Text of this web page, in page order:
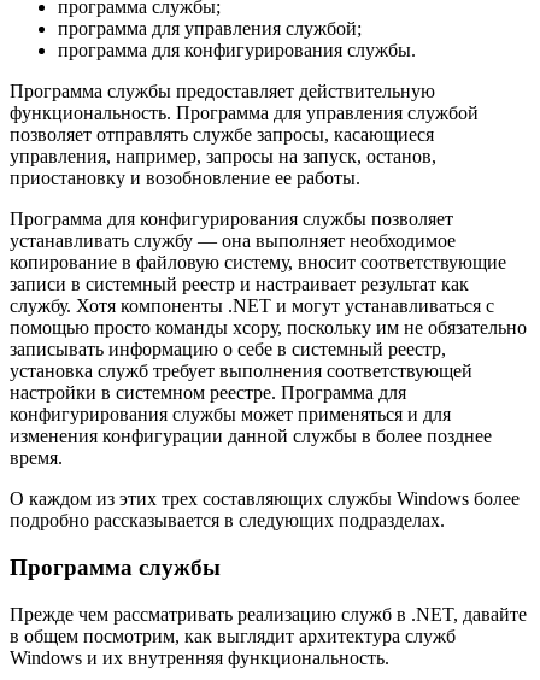
программа службы;
программа для управления службой;
программа для конфигурирования службы.
Программа службы предоставляет действительную
функциональность. Программа для управления службой
позволяет отправлять службе запросы, касающиеся
управления, например, запросы на запуск, останов,
приостановку и возобновление ее работы.
Программа для конфигурирования службы позволяет
устанавливать службу — она выполняет необходимое
копирование в файловую систему, вносит соответствующие
записи в системный реестр и настраивает результат как
службу. Хотя компоненты .NET и могут устанавливаться с
помощью просто команды хсору, поскольку им не обязательно
записывать информацию о себе в системный реестр,
установка служб требует выполнения соответствующей
настройки в системном реестре. Программа для
конфигурирования службы может применяться и для
изменения конфигурации данной службы в более позднее
время.
О каждом из этих трех составляющих службы Windows более
подробно рассказывается в следующих подразделах.
Программа службы
Прежде чем рассматривать реализацию служб в .NET, давайте
в общем посмотрим, как выглядит архитектура служб
Windows и их внутренняя функциональность.